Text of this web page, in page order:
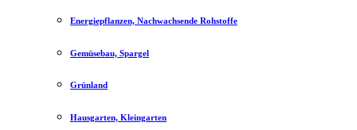
Energiepflanzen, Nachwachsende Rohstoffe
Gemüsebau, Spargel
Grünland
Hausgarten, Kleingarten